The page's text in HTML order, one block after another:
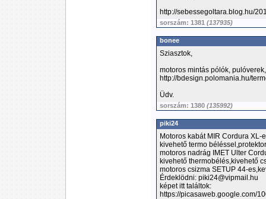
http://sebessegoltara.blog.hu/
sorszám: 1381 (137935)
bonee
Sziasztok,
motoros mintás pólók,
http://bdesign.polomania.hu/
Üdv.
sorszám: 1380 (135992)
piki24
Motoros kabát MIR Cordura XL-
kivehető termo
motoros nadrág IMET Ulter
kivehető thermobélés,kivehető
motoros csizma SETUP 44-
Érdeklödni: piki24@vipmail.hu
képet itt találtok:
https://picasaweb.google.com/